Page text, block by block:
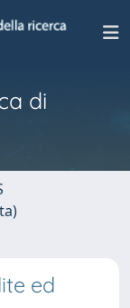
di
ed